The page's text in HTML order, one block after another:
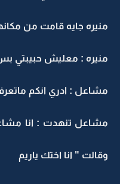
منيره جايه قامت من
منيره : معليش حبيبتي
مشاعل : ادري انكم
مشاعل تنهدت : انا
وقالت " انا اختك ياريم